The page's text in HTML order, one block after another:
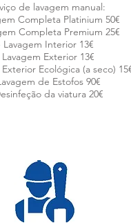
de lavagem manual:
Completa Platinium 50€
Completa Premium 25€
Lavagem Interior 13€
Exterior 13€
Ecológica (a seco)
de Estofos 90€
da viatura 20€